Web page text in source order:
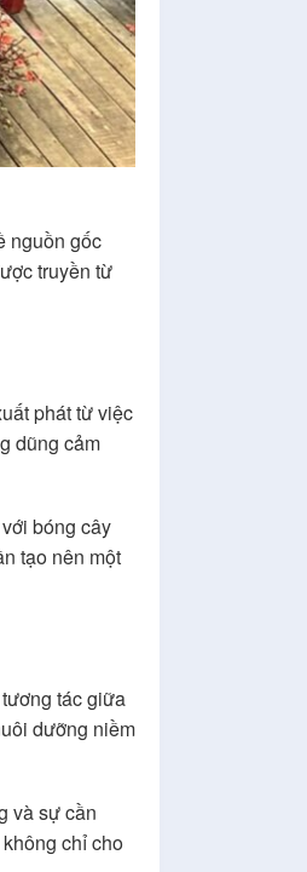
nguồn gốc
truyền từ
phát từ việc
dũng cảm
bóng cây
tạo nên một
tác giữa
dưỡng niềm
và sự cần
chỉ cho